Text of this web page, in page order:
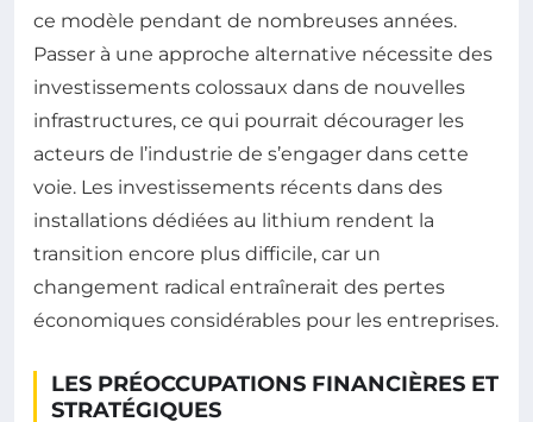
ce modèle pendant de nombreuses années.
Passer à une approche alternative nécessite des
investissements colossaux dans de nouvelles
infrastructures, ce qui pourrait décourager les
acteurs de l’industrie de s’engager dans cette
voie. Les investissements récents dans des
installations dédiées au lithium rendent la
transition encore plus difficile, car un
changement radical entraînerait des pertes
économiques considérables pour les entreprises.
LES PRÉOCCUPATIONS FINANCIÈRES ET
STRATÉGIQUES